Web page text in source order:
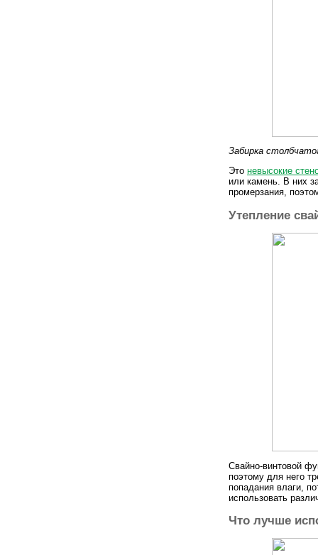
Забирка
Это невысокие
или камень. В них
промерзания,
Утепление
Свайно-винтовой
поэтому для него
попадания влаги,
использовать
Что лучше